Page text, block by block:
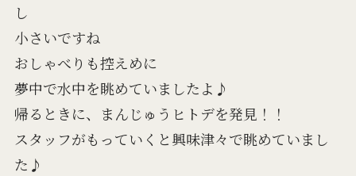
し
小さいですね
おしゃべりも控えめに
夢中で水中を眺めていましたよ♪
帰るときに、まんじゅうヒトデを発見！！
スタッフがもっていくと興味津々で眺めていまし
た♪